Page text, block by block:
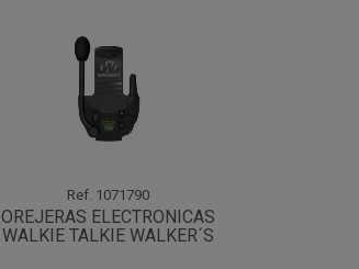
Ref. 1071790
OREJERAS ELECTRONICAS
WALKIE TALKIE WALKER´S